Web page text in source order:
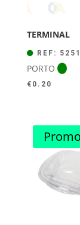
TERMINAL
REF:
PORTO
€ 0.20